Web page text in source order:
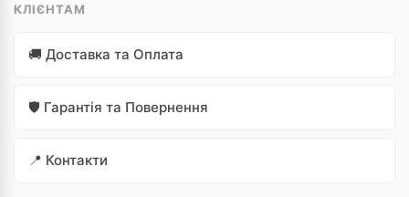
КЛІЄНТАМ
🚚 Доставка та Оплата
🛡️ Гарантія та Повернення
📍 Контакти